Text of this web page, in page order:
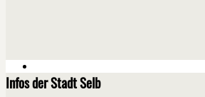
Infos der Stadt Selb